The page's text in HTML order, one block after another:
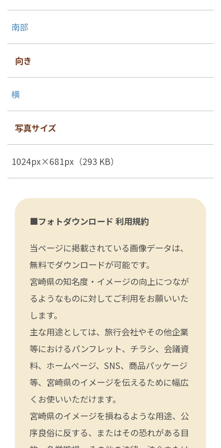
南部
向き
横
写真サイズ
1024px×681px（293 KB）
■フォトダウンロード 利用規約
当ページに掲載されている画像データは、
無料でダウンロードが可能です。
宮崎県の知名度・イメージの向上につなが
るようなものに対してご利用をお願いいた
します。
主な用途としては、旅行会社やその他企業
等におけるパンフレット、チラシ、会議資
料、ホームページ、SNS、商品パッケージ
等、宮崎県のイメージを伝えるために幅広
くお使いいただけます。
宮崎県のイメージを損ねるような用途、公
序良俗に反する、またはその恐れがある目